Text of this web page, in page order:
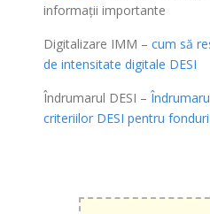
informații importante
Digitalizare IMM – cum să
de intensitate digitale DESI
Îndrumarul DESI –
criteriilor DESI pentru